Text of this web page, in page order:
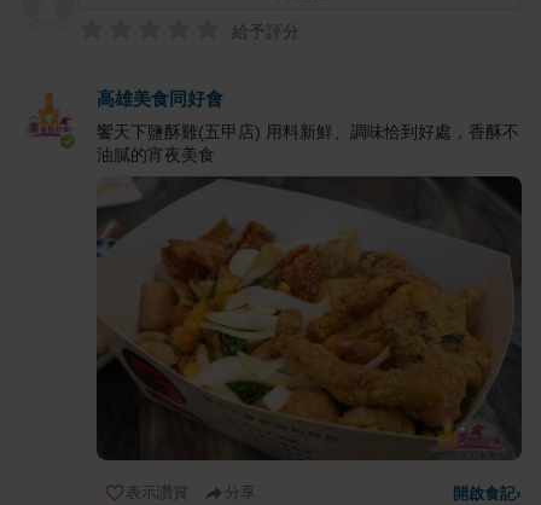
給予評分
高雄美食同好會
饗天下鹽酥雞(五甲店) 用料新鮮、調味恰到好處，香酥不
油膩的宵夜美食
表示讚賞 分享 開啟食記›